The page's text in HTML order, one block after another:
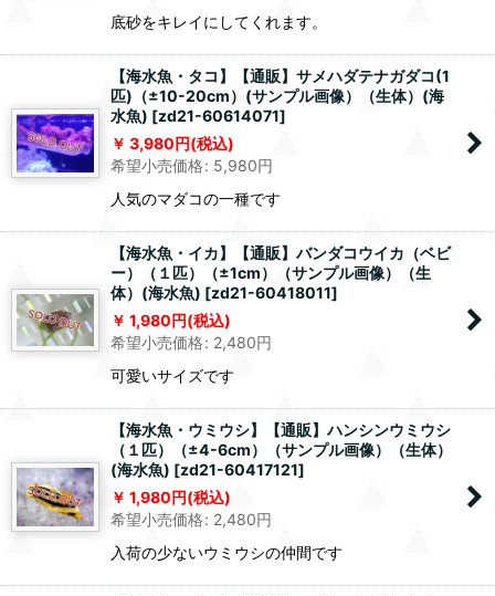
底砂をキレイにしてくれます。
【海水魚・タコ】【通販】サメハダテナガダコ(1
匹)（±10-20cm）(サンプル画像）（生体）(海
水魚) [zd21-60614071]
3,980円(税込)
希望小売価格: 5,980円
人気のマダコの一種です
【海水魚・イカ】【通販】バンダコウイカ（ベビ
ー）（１匹）（±1cm）（サンプル画像）（生
体）(海水魚) [zd21-60418011]
1,980円(税込)
希望小売価格: 2,480円
可愛いサイズです
【海水魚・ウミウシ】【通販】ハンシンウミウシ
（１匹）（±4-6cm）（サンプル画像）（生体）
(海水魚) [zd21-60417121]
1,980円(税込)
希望小売価格: 2,480円
入荷の少ないウミウシの仲間です